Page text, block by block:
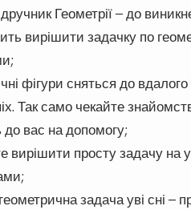
Геометрії – до
вирішити задачку по
фігури сняться до
Так само чекайте
до вас на допомогу;
вирішити просту задачу на
задача уві сні –